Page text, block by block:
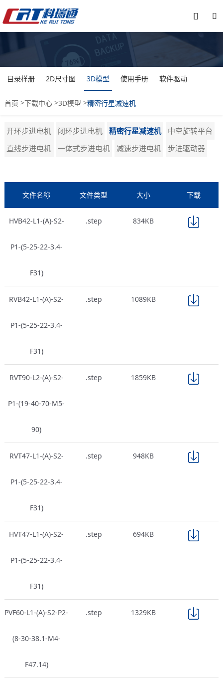


目录样册 2D尺寸图 3D模型 使用手册 软件驱动
首页 >下载中心>3D模型 >精密行星减速机
开环步进电机 闭环步进电机 精密行星减速机
中空旋转平台
直线步进电机
一体式步进电机 减速步进电机 步进驱动器
文件名称 文件类型 大小 下载
HVB42-L1-(A)-S2-
P1-(5-25-22-3.4-
F31)
.step 834KB
RVB42-L1-(A)-S2-
P1-(5-25-22-3.4-
F31)
.step 1089KB
RVT90-L2-(A)-S2-
P1-(19-40-70-M5-
90)
.step 1859KB
RVT47-L1-(A)-S2-
P1-(5-25-22-3.4-
F31)
.step 948KB
HVT47-L1-(A)-S2-
P1-(5-25-22-3.4-
F31)
.step 694KB
PVF60-L1-(A)-S2-P2-
(8-30-38.1-M4-
F47.14)
.step 1329KB